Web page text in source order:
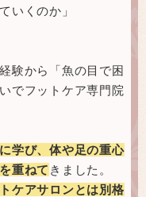
いくのか」
験から「魚の目で困
でフットケア専門院
学び、体や足の重心
重ねて きました。
ケアサロンとは別格